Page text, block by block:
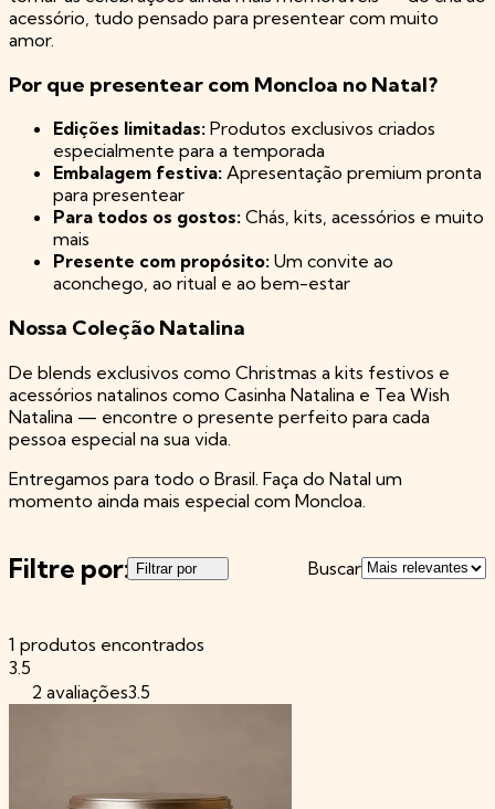
acessório, tudo pensado para presentear com muito
amor.
Por que presentear com Moncloa no Natal?
Edições limitadas: Produtos exclusivos criados
especialmente para a temporada
Embalagem festiva: Apresentação premium pronta
para presentear
Para todos os gostos: Chás, kits, acessórios e muito
mais
Presente com propósito: Um convite ao
aconchego, ao ritual e ao bem-estar
Nossa Coleção Natalina
De blends exclusivos como Christmas a kits festivos e
acessórios natalinos como Casinha Natalina e Tea Wish
Natalina — encontre o presente perfeito para cada
pessoa especial na sua vida.
Entregamos para todo o Brasil. Faça do Natal um
momento ainda mais especial com Moncloa.
Filtre por: Filtrar por Buscar
1 produtos encontrados
3.5
2 avaliações3.5